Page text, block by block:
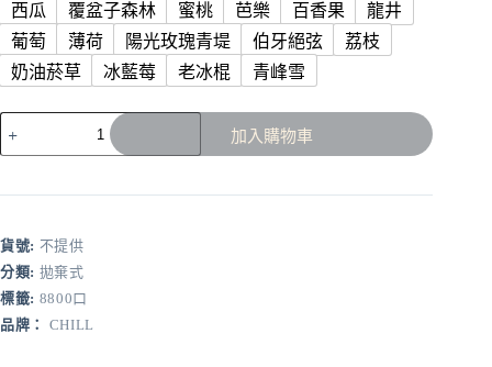
西瓜 覆盆子森林 蜜桃 芭樂 百香果
龍井
葡萄
薄荷 陽光玫瑰青堤 伯牙絕弦
荔枝
奶油菸草
冰藍莓 老冰棍 青峰雪
CHILL
拋
數
量
加入購物車
貨號: 不提供
分類: 拋棄式
標籤: 8800口
品牌： CHILL